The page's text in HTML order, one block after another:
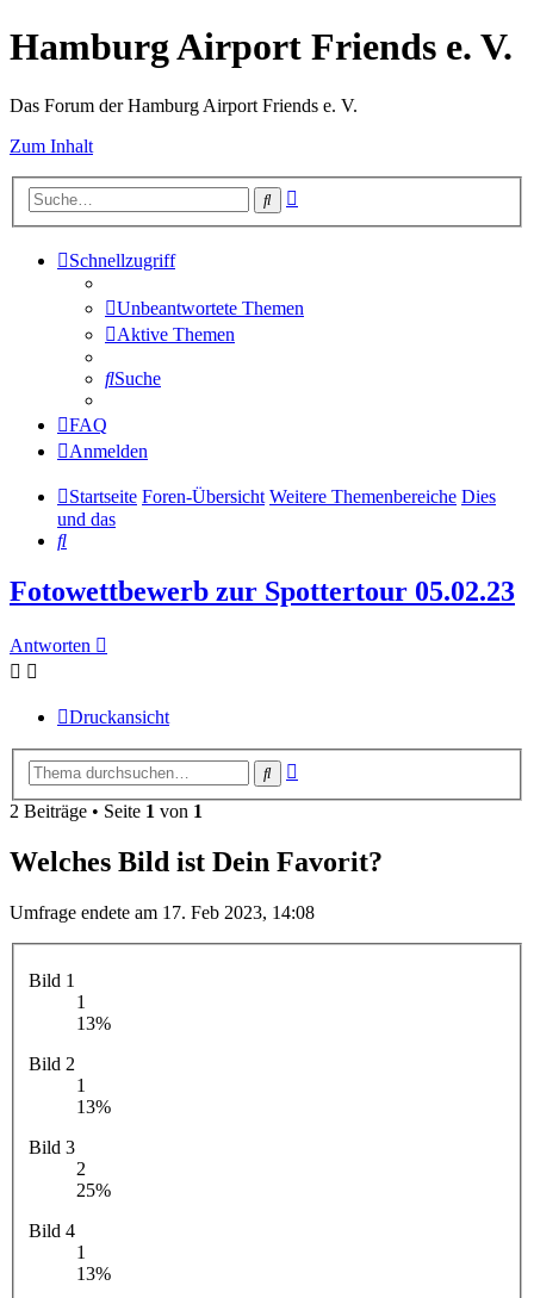
Hamburg Airport Friends e. V.
Das Forum der Hamburg Airport Friends e. V.
Zum Inhalt
Suche
Schnellzugriff
Unbeantwortete Themen
Aktive Themen
Suche
FAQ
Anmelden
Startseite Foren-Übersicht Weitere Themenbereiche Dies
und das
Suche
Fotowettbewerb zur Spottertour 05.02.23
Antworten
Druckansicht
Suche
2 Beiträge • Seite 1 von 1
Welches Bild ist Dein Favorit?
Umfrage endete am 17. Feb 2023, 14:08
Bild 1
1
13%
Bild 2
1
13%
Bild 3
2
25%
Bild 4
1
13%